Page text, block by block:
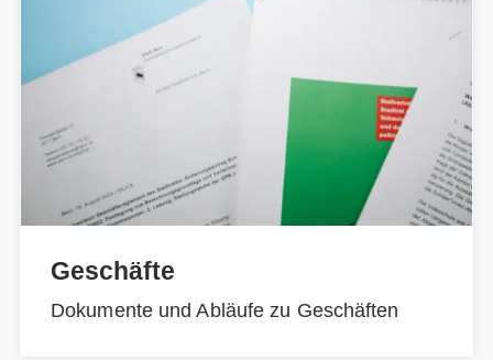
Geschäfte
Dokumente und Abläufe zu Geschäften